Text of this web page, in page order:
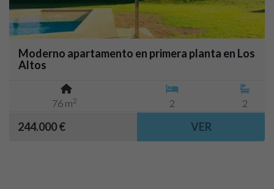
Moderno apartamento en primera planta en Los
Altos
76 m2 2 2
244.000 € VER